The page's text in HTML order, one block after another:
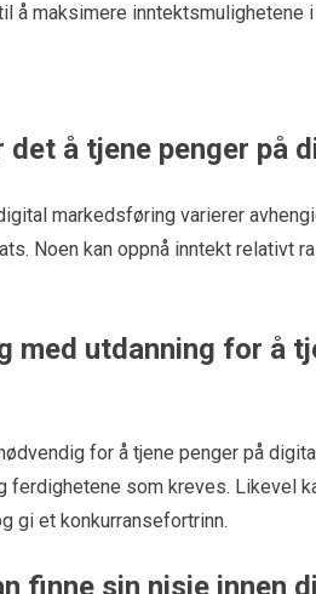
å maksimere inntektsmulighetene
å tjene penger på
markedsføring varierer
Noen kan oppnå inntekt relativt
med utdanning for å
for å tjene penger på
som kreves. Likevel
gi et konkurransefortrinn.